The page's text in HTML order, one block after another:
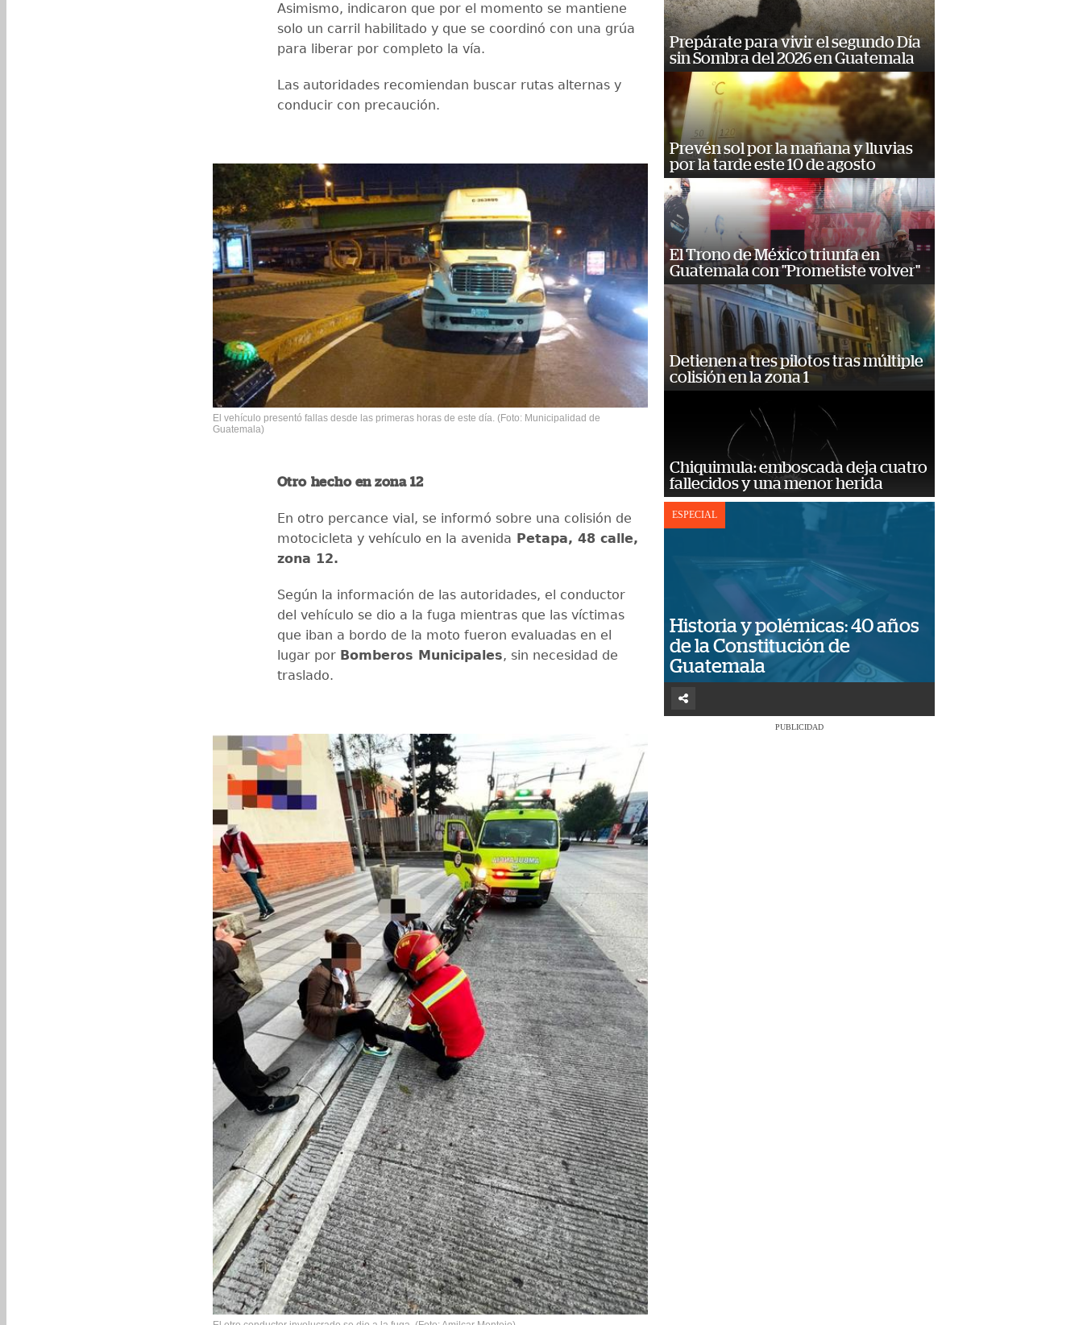
Asimismo, indicaron que por el momento se mantiene
solo un carril habilitado y que se coordinó con una grúa
para liberar por completo la vía.
Las autoridades recomiendan buscar rutas alternas y
conducir con precaución.
El vehículo presentó fallas desde las primeras horas de este día. (Foto: Municipalidad de
Guatemala)
Otro hecho en zona 12
En otro percance vial, se informó sobre una colisión de
motocicleta y vehículo en la avenida Petapa, 48 calle,
zona 12.
Según la información de las autoridades, el conductor
del vehículo se dio a la fuga mientras que las víctimas
que iban a bordo de la moto fueron evaluadas en el
lugar por Bomberos Municipales, sin necesidad de
traslado.
Prepárate para vivir el segundo Día
sin Sombra del 2026 en Guatemala
Prevén sol por la mañana y lluvias
por la tarde este 10 de agosto
El Trono de México triunfa en
Guatemala con "Prometiste volver"
Detienen a tres pilotos tras múltiple
colisión en la zona 1
Chiquimula: emboscada deja cuatro
fallecidos y una menor herida
ESPECIAL
Historia y polémicas: 40 años
de la Constitución de
Guatemala
PUBLICIDAD